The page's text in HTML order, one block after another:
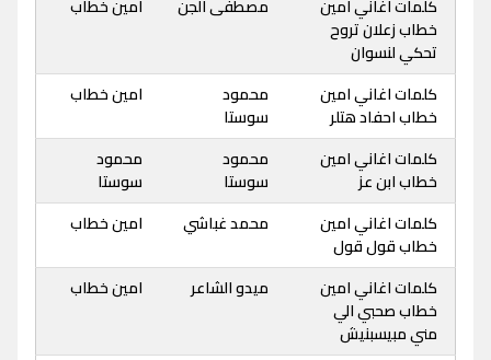
كلمات اغاني امين
خطاب زعلان تروح
تحكي لنسوان
مصطفى الجن امين خطاب
كلمات اغاني امين
خطاب احفاد هتلر
محمود
سوستا
امين خطاب
كلمات اغاني امين
خطاب ابن عز
محمود
سوستا
محمود
سوستا
كلمات اغاني امين
خطاب قول قول
محمد غباشي امين خطاب
كلمات اغاني امين
خطاب صحبي الي
مني مبيسبنيش
ميدو الشاعر امين خطاب